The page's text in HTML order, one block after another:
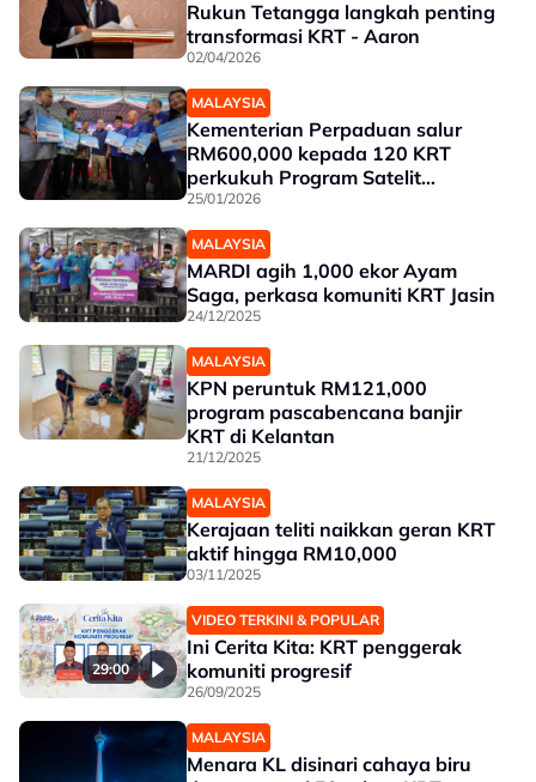
Rukun Tetangga langkah penting
transformasi KRT - Aaron
02/04/2026
MALAYSIA
Kementerian Perpaduan salur
RM600,000 kepada 120 KRT
perkukuh Program Satelit
Komuniti MADANI
25/01/2026
MALAYSIA
MARDI agih 1,000 ekor Ayam
Saga, perkasa komuniti KRT Jasin
24/12/2025
MALAYSIA
KPN peruntuk RM121,000
program pascabencana banjir
KRT di Kelantan
21/12/2025
MALAYSIA
Kerajaan teliti naikkan geran KRT
aktif hingga RM10,000
03/11/2025
29:00
VIDEO TERKINI & POPULAR
Ini Cerita Kita: KRT penggerak
komuniti progresif
26/09/2025
MALAYSIA
Menara KL disinari cahaya biru